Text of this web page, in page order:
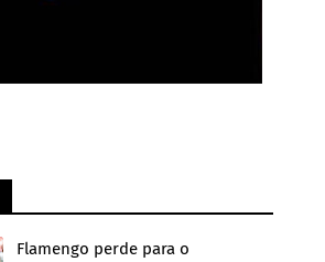
Flamengo perde para o